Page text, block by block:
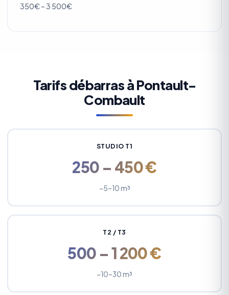
350€ – 3 500€
Tarifs débarras à Pontault-
Combault
STUDIO T1
250 – 450 €
~5–10 m³
T2 / T3
500 – 1 200 €
~10–30 m³